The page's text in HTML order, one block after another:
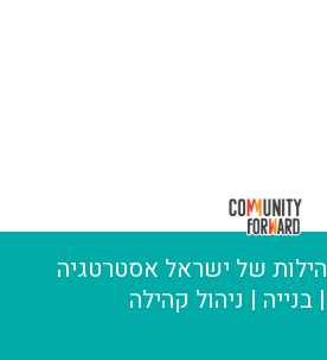
של ישראל אסטרטגיה
| ניהול קהילה